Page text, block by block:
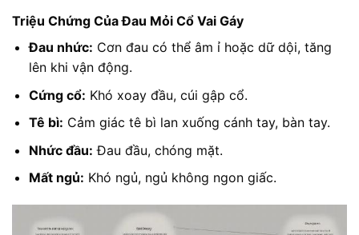
Triệu Chứng Của Đau Mỏi Cổ Vai Gáy
Đau nhức: Cơn đau có thể âm ỉ hoặc dữ dội, tăng
lên khi vận động.
Cứng cổ: Khó xoay đầu, cúi gập cổ.
Tê bì: Cảm giác tê bì lan xuống cánh tay, bàn tay.
Nhức đầu: Đau đầu, chóng mặt.
Mất ngủ: Khó ngủ, ngủ không ngon giấc.